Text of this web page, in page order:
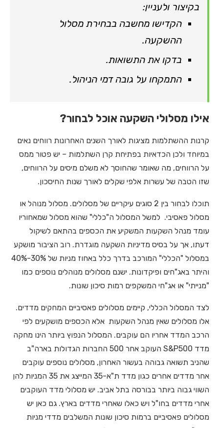
בקיצור ולעניין:
הקדישו מחשבה בבחירת מסלול
ההשקעה.
בדקו את התשואות.
התמקחו על גובה דמי הניהול.
אילו מסלולי השקעה אוכל לבחור?
קרנות ההשתלמות מציגות לאורך השנים האחרונות רווחים נאים
במיוחד ולכן הכדאיות בפתיחת קרן השתלמות – יש פטור ממס
על הרווחים, מה שאומר שהחוסך לא משלם מיסים על הרווחים,
שזו הטבה של עשרות אלפי שקלים לאורך שנות החיסכון.
תוכלו לבחור בין 2 סוגים עיקריים של מסלולים. מסלול מנוהל או
מסלול פאסיבי. למשל המסלול ה"כללי" שהוא מסלול שמאחוריו
עומד מנהל השקעות המשקיע את הכספים בהתאם לשיקול
דעתו, אך על בסיס מדיניות השקעה מוגדרת. רוב הציבור מושקע
במסלול "הכללי" המורכב בדרך כלל באחוז מניות של 30%-40%
והיתר באג"חים ופיקדונות. ישנם מסלולים מנוהלים נוספים כמו
"מנייתי" או אג"חי המשקפים רמות סיכון שונות.
לצד המסלול הכללי, קיימים מסלולים פאסיביים המחקים מדדים.
אלו מסלולים שאין מנהל השקעות אלא הכספים מושקעים לפי
הרכב המדד אחריו הם עוקבים. המסלול הנפוץ ביותר הינו מחקה
מדד S&P500 העוקב אחר 500 החברות הגדולות בארה"ב
שהניב תשואה גבוהה בעשור האחרון, מסלולים נוספים עוקבים
אחר מדדים אחרים כגון מדד ת"א-35 המייצג את 35 המניות להן
השווי גבוה ביותר בבורסה בתל אביב. יש מסלולי מדד העוקבים
אחרי מדדים בחו"ל ויש כאלו שאחרי מדדים בארץ. גם כאן יש
מסלולים פאסיביים ברמות סיכון שונות המשלבים מדדי מניות